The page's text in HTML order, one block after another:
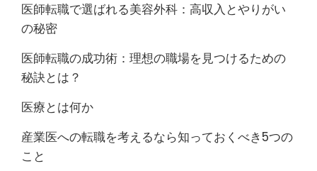
医師転職で選ばれる美容外科：高収入とやりがい
の秘密
医師転職の成功術：理想の職場を見つけるための
秘訣とは？
医療とは何か
産業医への転職を考えるなら知っておくべき5つの
こと